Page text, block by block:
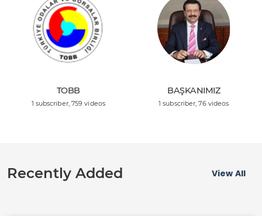
TOBB
1 subscriber, 759 videos
BAŞKANIMIZ
1 subscriber , 76 videos
Recently Added View All